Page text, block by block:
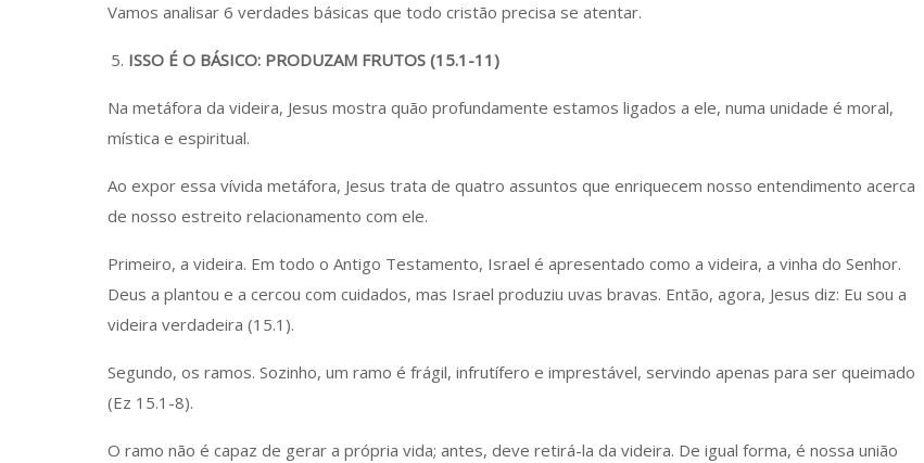
Vamos analisar 6 verdades básicas que todo cristão precisa se atentar.
ISSO É O BÁSICO: PRODUZAM FRUTOS (15.1-11)
Na metáfora da videira, Jesus mostra quão profundamente estamos ligados a ele, numa unidade é moral,
mística e espiritual.
Ao expor essa vívida metáfora, Jesus trata de quatro assuntos que enriquecem nosso entendimento acerca
de nosso estreito relacionamento com ele.
Primeiro, a videira. Em todo o Antigo Testamento, Israel é apresentado como a videira, a vinha do Senhor.
Deus a plantou e a cercou com cuidados, mas Israel produziu uvas bravas. Então, agora, Jesus diz: Eu sou a
videira verdadeira (15.1).
Segundo, os ramos. Sozinho, um ramo é frágil, infrutífero e imprestável, servindo apenas para ser queimado
(Ez 15.1-8).
O ramo não é capaz de gerar a própria vida; antes, deve retirá-la da videira. De igual forma, é nossa união